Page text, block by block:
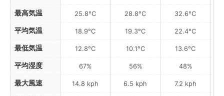
最高気温
平均気温
最低気温
平均湿度
最大風速
25.8°C
18.9°C
12.8°C
67%
14.8 kph
28.8°C
19.3°C
10.1°C
56%
6.5 kph
32.6°C
22.4°C
13.6°C
48%
7.2 kph